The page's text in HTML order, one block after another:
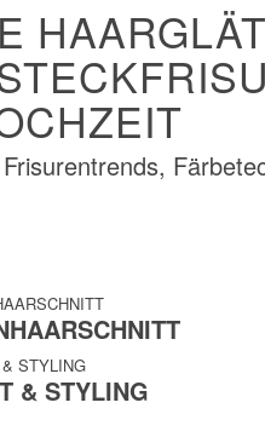
& STYLING